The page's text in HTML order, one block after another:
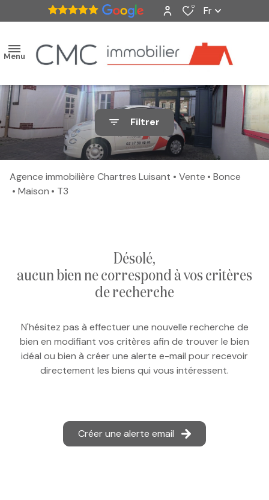
0 Fr
Menu
accueil
ventes
biens
e-mail
agence
nos
honoraires
Filtrer
Agence immobilière Chartres Luisant Vente
Bonce
Maison
T3
désolé,
aucun bien ne correspond à vos critères
de recherche
N'hésitez pas à effectuer une nouvelle recherche de
bien en modifiant vos critères afin de trouver le bien
idéal ou bien à créer une alerte e-mail pour recevoir
directement les biens qui vous intéressent.
Créer une alerte email